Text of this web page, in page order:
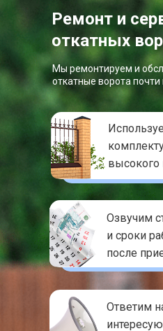
Ремонт и
откатных
Мы ремонтируем и
откатные ворота почти
высокого
Озвучим
и сроки
после
Ответим